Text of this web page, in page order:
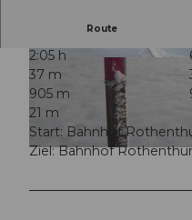
© Erlebnisregion Mythen, Erlebnisregion
© Erlebnisregion Mythen, Erlebnisregion Mythe
Route
2:05 h
37 m
905 m
21 m
Start: Bahnhof
Ziel: Bahnhof